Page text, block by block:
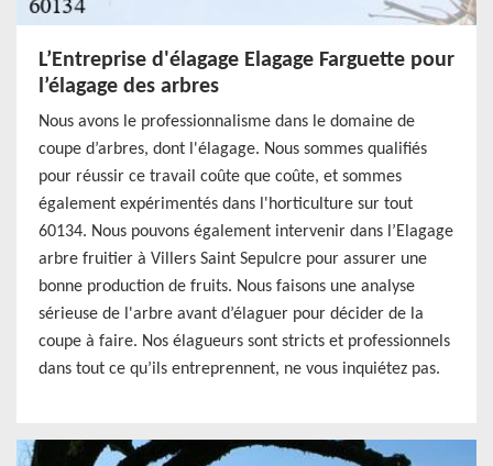
L’Entreprise d'élagage Elagage Farguette pour
l’élagage des arbres
Nous avons le professionnalisme dans le domaine de
coupe d’arbres, dont l'élagage. Nous sommes qualifiés
pour réussir ce travail coûte que coûte, et sommes
également expérimentés dans l'horticulture sur tout
60134. Nous pouvons également intervenir dans l’Elagage
arbre fruitier à Villers Saint Sepulcre pour assurer une
bonne production de fruits. Nous faisons une analyse
sérieuse de l'arbre avant d’élaguer pour décider de la
coupe à faire. Nos élagueurs sont stricts et professionnels
dans tout ce qu’ils entreprennent, ne vous inquiétez pas.